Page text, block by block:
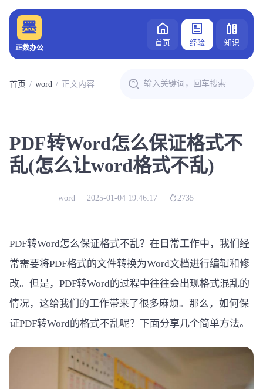
正数办公
首页 经验 知识
首页 word 正文内容
PDF转Word怎么保证格式不
乱(怎么让word格式不乱)
word 2025-01-04 19:46:17 2735
PDF转Word怎么保证格式不乱？在日常工作中，我们经
常需要将PDF格式的文件转换为Word文档进行编辑和修
改。但是，PDF转Word的过程中往往会出现格式混乱的
情况，这给我们的工作带来了很多麻烦。那么，如何保
证PDF转Word的格式不乱呢？下面分享几个简单方法。